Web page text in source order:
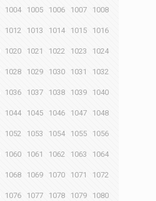
1004 1005 1006 1007 1008
1012 1013 1014 1015 1016
1020 1021 1022 1023 1024
1028 1029 1030 1031 1032
1036 1037 1038 1039 1040
1044 1045 1046 1047 1048
1052 1053 1054 1055 1056
1060 1061 1062 1063 1064
1068 1069 1070 1071 1072
1076 1077 1078 1079 1080